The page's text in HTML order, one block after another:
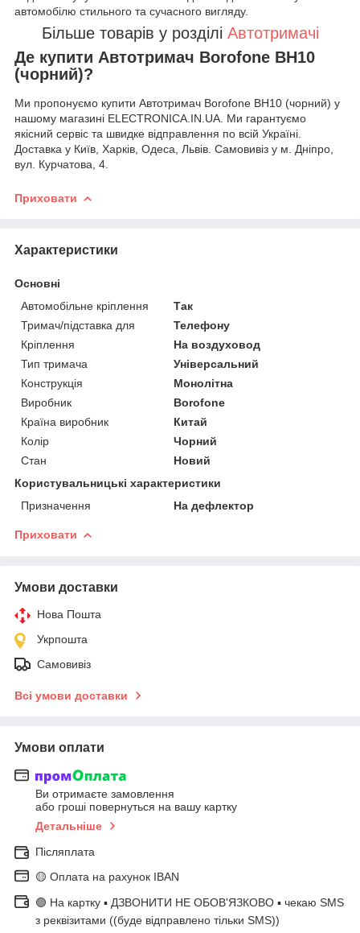
автомобілю стильного та сучасного вигляду.
Більше товарів у розділі Автотримачі
Де купити Автотримач Borofone BH10
(чорний)?
Ми пропонуємо купити Автотримач Borofone BH10 (чорний) у
нашому магазині ELECTRONICA.IN.UA. Ми гарантуємо
якісний сервіс та швидке відправлення по всій Україні.
Доставка у Київ, Харків, Одеса, Львів. Самовивіз у м. Дніпро,
вул. Курчатова, 4.
Приховати
Характеристики
Основні
Автомобільне кріплення
Так
Тримач/підставка для
Телефону
Кріплення
На воздуховод
Тип тримача
Універсальний
Конструкція
Монолітна
Виробник
Borofone
Країна виробник
Китай
Колір
Чорний
Стан
Новий
Користувальницькі характеристики
Призначення
На дефлектор
Приховати
Умови доставки
Нова Пошта
Укрпошта
Самовивіз
Всі умови доставки
Умови оплати
Ви отримаєте замовлення
або гроші повернуться на вашу картку
Детальніше
Післяплата
🟡 Оплата на рахунок IBAN
🟢 На картку ▪️ ДЗВОНИТИ НЕ ОБОВ'ЯЗКОВО ▪️ чекаю SMS
з реквізитами ((буде відправлено тільки SMS))